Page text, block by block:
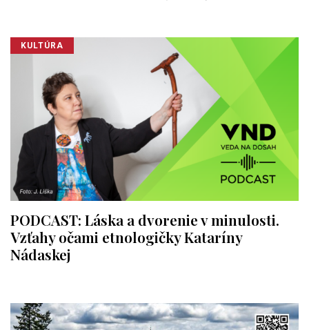
KULTÚRA
PODCAST: Láska a dvorenie v minulosti.
Vzťahy očami etnologičky Kataríny
Nádaskej